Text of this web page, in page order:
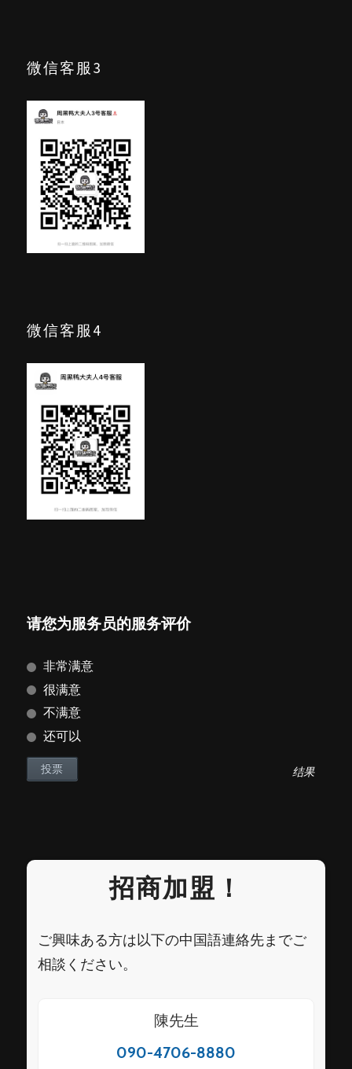
微信客服3
微信客服4
请您为服务员的服务评价
非常满意
很满意
不满意
还可以
结果
招商加盟！
ご興味ある方は以下の中国語連絡先までご
相談ください。
陳先生
090-4706-8880